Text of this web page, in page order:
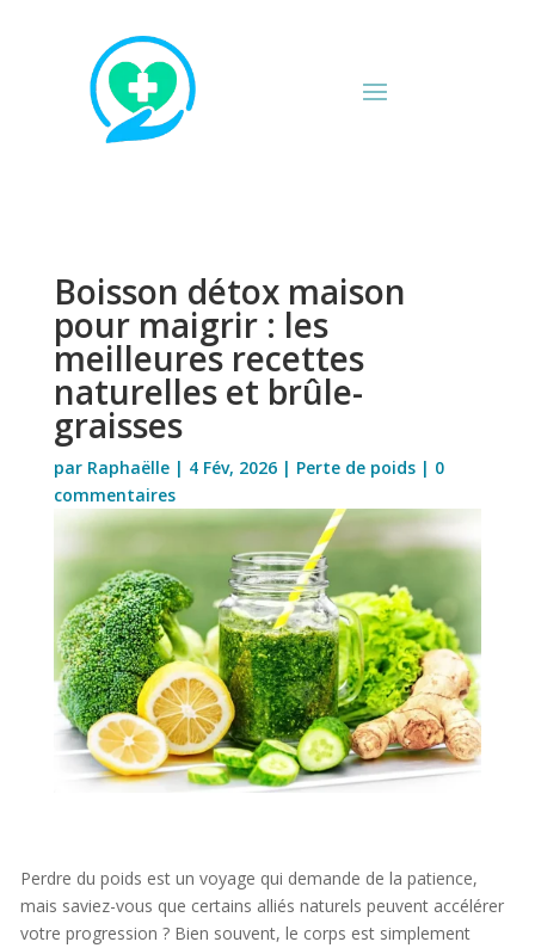
Boisson détox maison
pour maigrir : les
meilleures recettes
naturelles et brûle-
graisses
par Raphaëlle| 4 Fév, 2026| Perte de poids| 0
commentaires
Perdre du poids est un voyage qui demande de la patience,
mais saviez-vous que certains alliés naturels peuvent accélérer
votre progression ? Bien souvent, le corps est simplement